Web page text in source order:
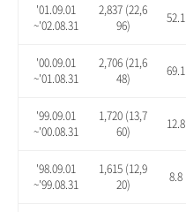
'01.09.01
~'02.08.31
2,837 (22,6
96)
52.1
'00.09.01
~'01.08.31
2,706 (21,6
48)
69.1
'99.09.01
~'00.08.31
1,720 (13,7
60)
12.8
'98.09.01
~'99.08.31
1,615 (12,9
20)
8.8